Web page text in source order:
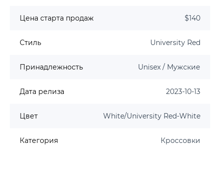
Цена старта продаж $140
Стиль University Red
Принадлежность Unisex / Мужские
Дата релиза 2023-10-13
Цвет White/University Red-White
Категория Кроссовки